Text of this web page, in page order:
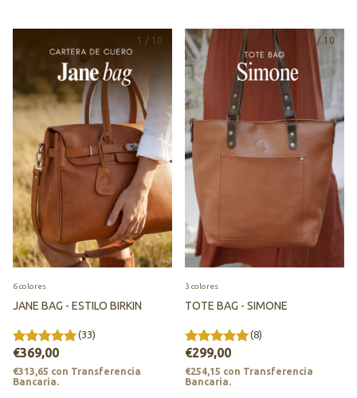
1 / 10
JANE BAG - ESTILO BIRKIN
(33)
€369,00
€313,65 con Transferencia
Bancaria.
6 colores
1 / 10
TOTE BAG - SIMONE
(8)
€299,00
€254,15 con Transferencia
Bancaria.
3 colores